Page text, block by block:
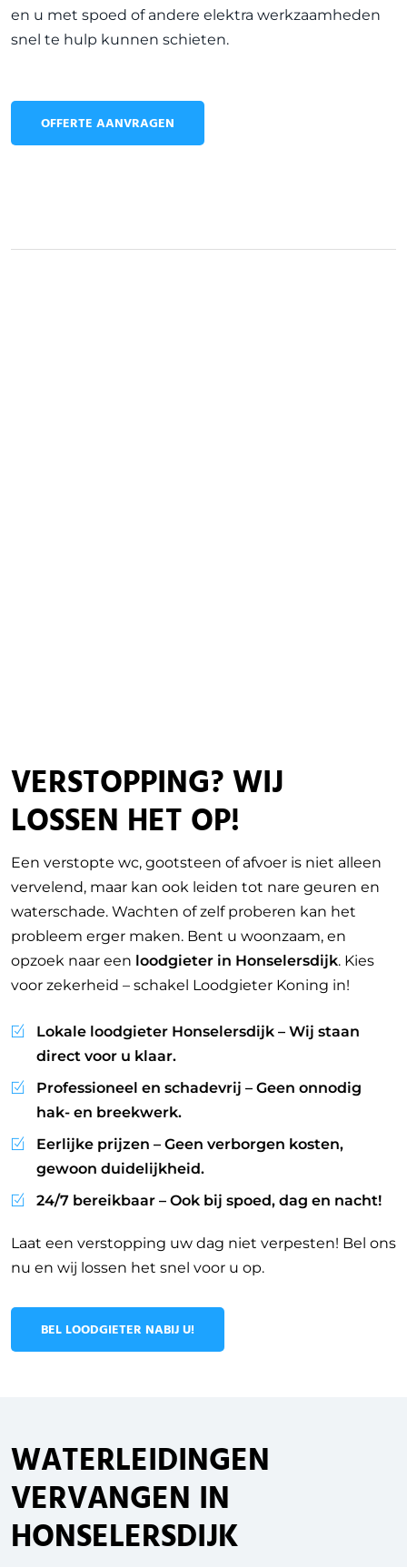
en u met spoed of andere elektra werkzaamheden
snel te hulp kunnen schieten.
OFFERTE AANVRAGEN
VERSTOPPING? WIJ
LOSSEN HET OP!
Een verstopte wc, gootsteen of afvoer is niet alleen
vervelend, maar kan ook leiden tot nare geuren en
waterschade. Wachten of zelf proberen kan het
probleem erger maken. Bent u woonzaam, en
opzoek naar een loodgieter in Honselersdijk. Kies
voor zekerheid – schakel Loodgieter Koning in!
Lokale loodgieter Honselersdijk – Wij staan
direct voor u klaar.
Professioneel en schadevrij – Geen onnodig
hak- en breekwerk.
Eerlijke prijzen – Geen verborgen kosten,
gewoon duidelijkheid.
24/7 bereikbaar – Ook bij spoed, dag en nacht!
Laat een verstopping uw dag niet verpesten! Bel ons
nu en wij lossen het snel voor u op.
BEL LOODGIETER NABIJ U!
WATERLEIDINGEN
VERVANGEN IN
HONSELERSDIJK